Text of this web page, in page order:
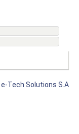
e-Tech Solutions S.A